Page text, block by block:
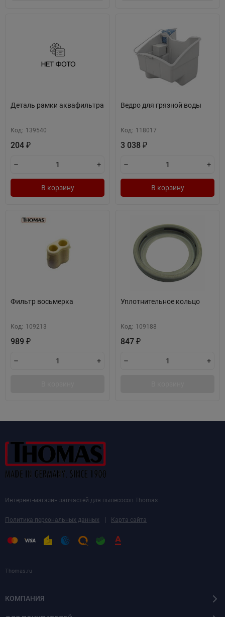
Деталь рамки аквафильтра
Код: 139540
204 ₽
В корзину
Ведро для грязной воды
Код: 118017
3 038 ₽
В корзину
Фильтр восьмерка
Код: 109213
989 ₽
Уплотнительное кольцо
Код: 109188
847 ₽
Интернет-магазин запчастей для пылесосов Thomas
Политика персональных данных | Карта сайта
Thomas.ru
КОМПАНИЯ